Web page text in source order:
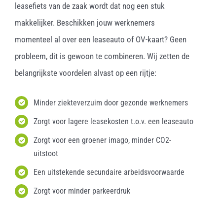
leasefiets van de zaak wordt dat nog een stuk
makkelijker. Beschikken jouw werknemers
momenteel al over een leaseauto of OV-kaart? Geen
probleem, dit is gewoon te combineren. Wij zetten de
belangrijkste voordelen alvast op een rijtje:
Minder ziekteverzuim door gezonde werknemers
Zorgt voor lagere leasekosten t.o.v. een leaseauto
Zorgt voor een groener imago, minder CO2-
uitstoot
Een uitstekende secundaire arbeidsvoorwaarde
Zorgt voor minder parkeerdruk